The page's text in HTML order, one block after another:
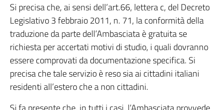
Si precisa che, ai sensi dell’art.66, lettera c, del Decreto
Legislativo 3 febbraio 2011, n. 71, la conformità della
traduzione da parte dell’Ambasciata è gratuita se
richiesta per accertati motivi di studio, i quali dovranno
essere comprovati da documentazione specifica. Si
precisa che tale servizio è reso sia ai cittadini italiani
residenti all’estero che a non cittadini.